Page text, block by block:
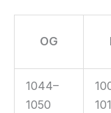
OG
1044–
1050